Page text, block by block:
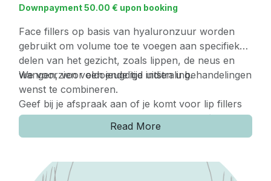
Downpayment50.00 € upon booking
Face fillers op basis van hyaluronzuur worden
gebruikt om volume toe te voegen aan specifieke
delen van het gezicht, zoals lippen, de neus en
wangen, voor een jeugdige uitstraling.
We voorzien voldoende tijd indien u behandelingen
wenst te combineren.
Geef bij je afspraak aan of je komt voor lip fillers
zodat we indien nodig een verdovende crème
kunnen aanbrengen.
wenst te combineren.
Read More